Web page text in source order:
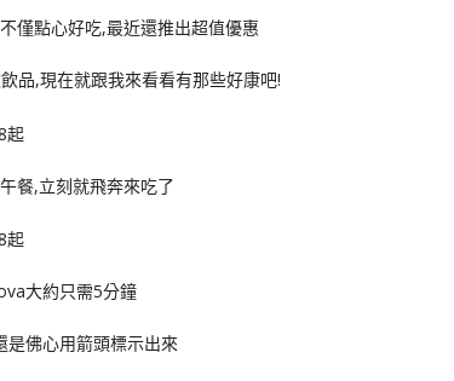
僅點心好吃,最近還推出超值優惠
品,現在就跟我來看看有那些好康吧!
餐,立刻就飛奔來吃了
大約只需5分鐘
是佛心用箭頭標示出來